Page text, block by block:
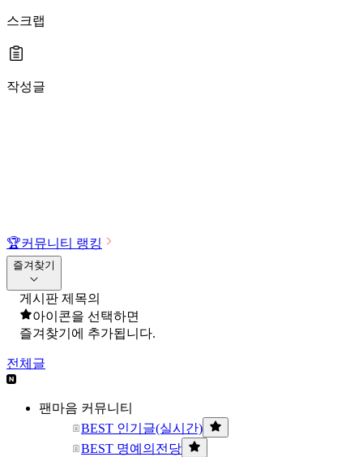
스크랩
작성글
🏆커뮤니티 랭킹
즐겨찾기
게시판 제목의
아이콘을 선택하면
즐겨찾기에 추가됩니다.
전체글
팬마음 커뮤니티
BEST 인기글(실시간)
BEST 명예의전당